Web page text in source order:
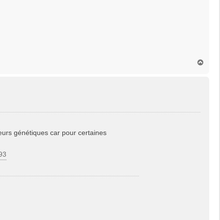
génétiques car pour certaines